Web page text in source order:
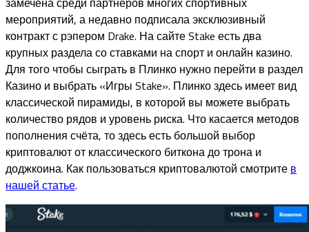
мероприятий, а недавно подписала эксклюзивный
контракт с рэпером Drake. На сайте Stake есть два
крупных раздела со ставками на спорт и онлайн казино.
Для того чтобы сыграть в Плинко нужно перейти в раздел
Казино и выбрать «Игры Stake». Плинко здесь имеет вид
классической пирамиды, в которой вы можете выбрать
количество рядов и уровень риска. Что касается методов
пополнения счёта, то здесь есть большой выбор
криптовалют от классического биткона до трона и
доджкоина. Как пользоваться криптовалютой смотрите в
нашей статье.